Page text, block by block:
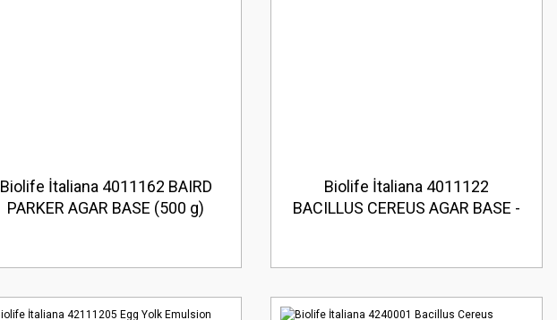
Biolife İtaliana 4011162 BAIRD
PARKER AGAR BASE (500 g)
Biolife İtaliana 4011122
BACILLUS CEREUS AGAR BASE -